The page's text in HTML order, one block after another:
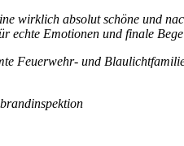
wirklich absolut schöne und
echte Emotionen und finale
Feuerwehr- und